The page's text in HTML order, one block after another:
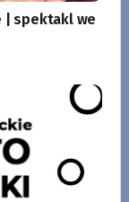
| spektakl we